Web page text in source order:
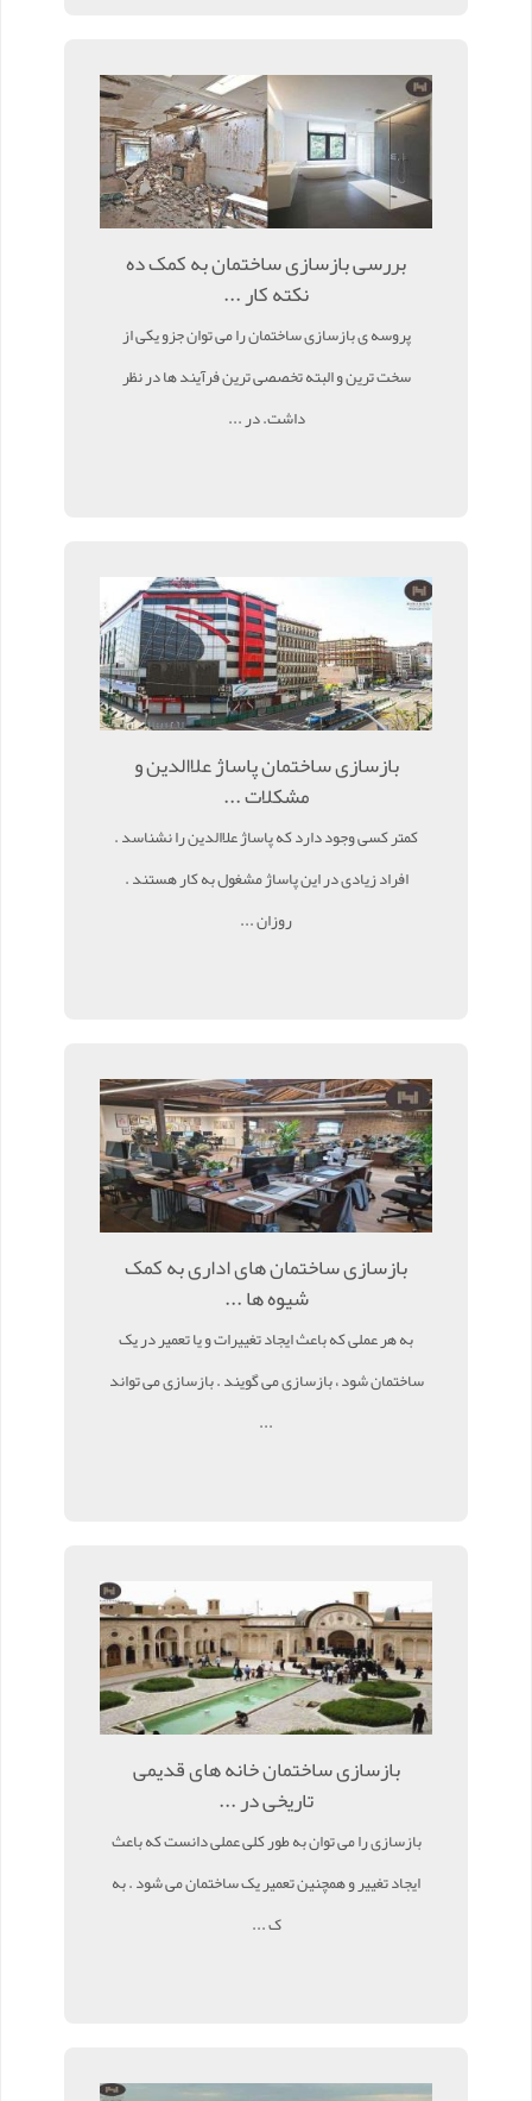
بررسی بازسازی ساختمان به کمک ده
نکته کار ...
پروسه ی بازسازی ساختمان را می توان جزو یکی از
سخت ترین و البته تخصصی ترین فرآیند ها در نظر
داشت. در ...
بازسازی ساختمان پاساژ علاالدین و
مشکلات ...
کمتر کسی وجود دارد که پاساژ علاالدین را نشناسد .
افراد زیادی در این پاساژ مشغول به کار هستند .
روزان ...
بازسازی ساختمان های اداری به کمک
شیوه ها ...
به هر عملی که باعث ایجاد تغییرات و یا تعمیر در یک
ساختمان شود ، بازسازی می گویند . بازسازی می تواند
...
بازسازی ساختمان خانه های قدیمی
تاریخی در ...
بازسازی را می توان به طور کلی عملی دانست که باعث
ایجاد تغییر و همچنین تعمیر یک ساختمان می شود . به
ک ...